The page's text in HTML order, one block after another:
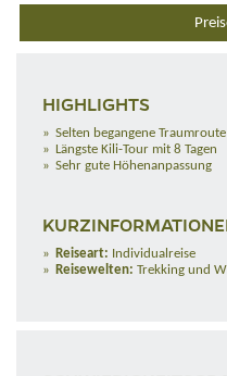
HIGHLIGHTS
Selten begangene Traumroute
Längste Kili-Tour mit 8 Tagen
Sehr gute Höhenanpassung
Reiseart: Individualreise
Reisewelten: Trekking und